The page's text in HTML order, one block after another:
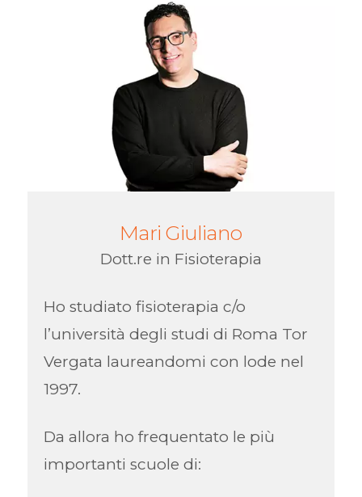
Mari Giuliano
Dott.re in Fisioterapia
Ho studiato fisioterapia c/o
l’università degli studi di Roma Tor
Vergata laureandomi con lode nel
1997.
Da allora ho frequentato le più
importanti scuole di: